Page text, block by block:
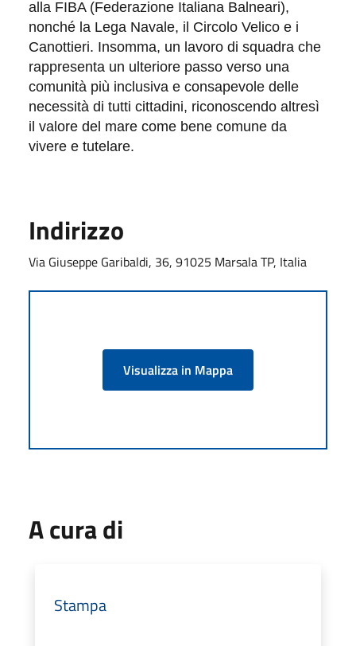
alla FIBA (Federazione Italiana Balneari),
nonché la Lega Navale, il Circolo Velico e i
Canottieri. Insomma, un lavoro di squadra che
rappresenta un ulteriore passo verso una
comunità più inclusiva e consapevole delle
necessità di tutti cittadini, riconoscendo altresì
il valore del mare come bene comune da
vivere e tutelare.
Indirizzo
Via Giuseppe Garibaldi, 36, 91025 Marsala TP, Italia
Visualizza in Mappa
A cura di
Stampa